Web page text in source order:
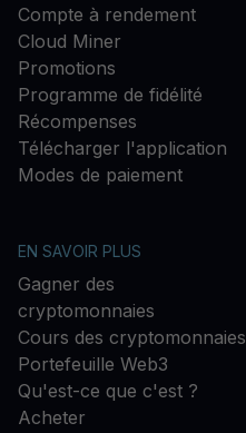
Compte à rendement
Cloud Miner
Promotions
Programme de fidélité
Récompenses
Télécharger l'application
Modes de paiement
EN SAVOIR PLUS
Gagner des
cryptomonnaies
Cours des cryptomonnaies
Portefeuille Web3
Qu'est-ce que c'est ?
Acheter